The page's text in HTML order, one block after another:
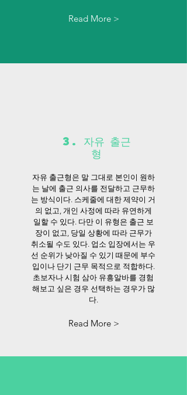
Read More >
3. 자유 출근
형
자유 출근형은 말 그대로 본인이 원하
는 날에 출근 의사를 전달하고 근무하
는 방식이다. 스케줄에 대한 제약이 거
의 없고, 개인 사정에 따라 유연하게
일할 수 있다. 다만 이 유형은 출근 보
장이 없고, 당일 상황에 따라 근무가
취소될 수도 있다. 업소 입장에서는 우
선 순위가 낮아질 수 있기 때문에 부수
입이나 단기 근무 목적으로 적합하다.
초보자나 시험 삼아 유흥알바를 경험
해보고 싶은 경우 선택하는 경우가 많
다.
Read More >